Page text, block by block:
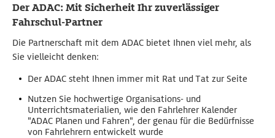
Der ADAC: Mit Sicherheit Ihr zuverlässiger
Fahrschul-Partner
Die Partnerschaft mit dem ADAC bietet Ihnen viel mehr, als
Sie vielleicht denken:
Der ADAC steht Ihnen immer mit Rat und Tat zur Seite
Nutzen Sie hochwertige Organisations- und
Unterrichtsmaterialien, wie den Fahrlehrer Kalender
"ADAC Planen und Fahren", der genau für die Bedürfnisse
von Fahrlehrern entwickelt wurde